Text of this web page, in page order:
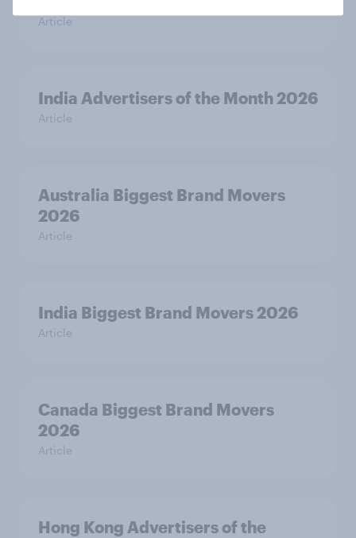
Article
India Advertisers of the Month 2026
Article
Australia Biggest Brand Movers
2026
Article
India Biggest Brand Movers 2026
Article
Canada Biggest Brand Movers
2026
Article
Hong Kong Advertisers of the